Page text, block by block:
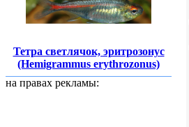
Тетра светлячок, эритрозонус
(Hemigrammus erythrozonus)
на правах рекламы: